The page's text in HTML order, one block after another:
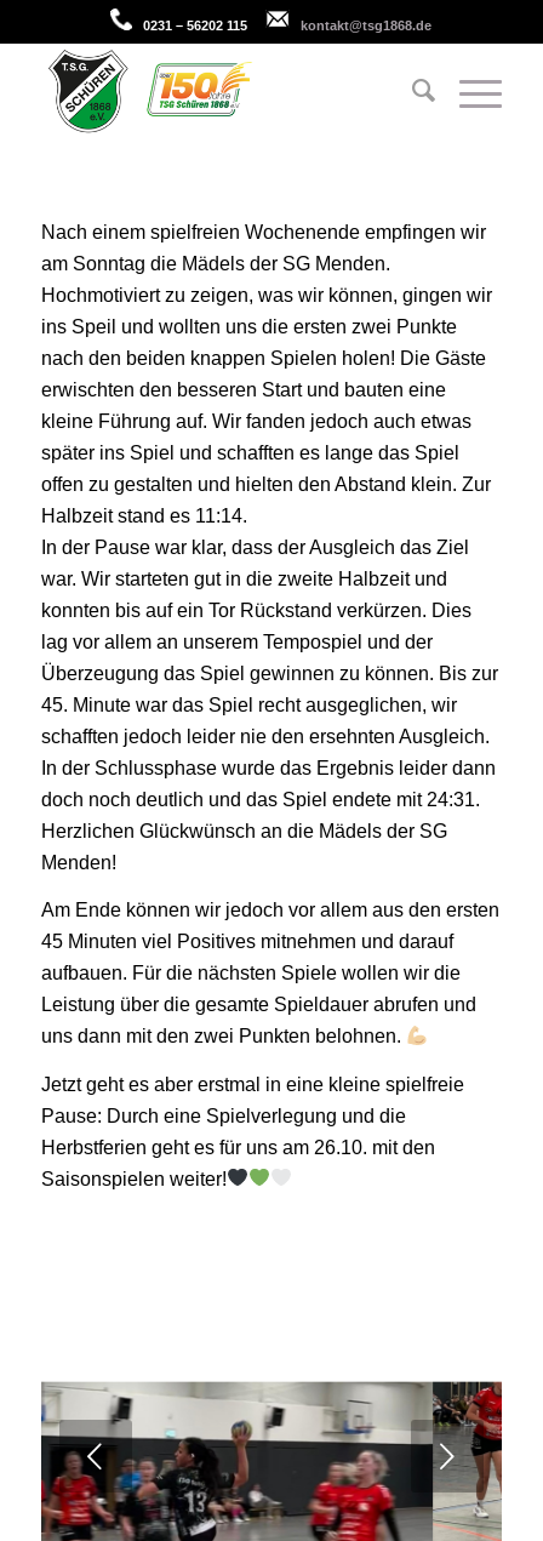
0231 – 56202 115 kontakt@tsg1868.de
Nach einem spielfreien Wochenende empfingen wir
am Sonntag die Mädels der SG Menden.
Hochmotiviert zu zeigen, was wir können, gingen wir
ins Speil und wollten uns die ersten zwei Punkte
nach den beiden knappen Spielen holen! Die Gäste
erwischten den besseren Start und bauten eine
kleine Führung auf. Wir fanden jedoch auch etwas
später ins Spiel und schafften es lange das Spiel
offen zu gestalten und hielten den Abstand klein. Zur
Halbzeit stand es 11:14.
In der Pause war klar, dass der Ausgleich das Ziel
war. Wir starteten gut in die zweite Halbzeit und
konnten bis auf ein Tor Rückstand verkürzen. Dies
lag vor allem an unserem Tempospiel und der
Überzeugung das Spiel gewinnen zu können. Bis zur
45. Minute war das Spiel recht ausgeglichen, wir
schafften jedoch leider nie den ersehnten Ausgleich.
In der Schlussphase wurde das Ergebnis leider dann
doch noch deutlich und das Spiel endete mit 24:31.
Herzlichen Glückwünsch an die Mädels der SG
Menden!
Am Ende können wir jedoch vor allem aus den ersten
45 Minuten viel Positives mitnehmen und darauf
aufbauen. Für die nächsten Spiele wollen wir die
Leistung über die gesamte Spieldauer abrufen und
uns dann mit den zwei Punkten belohnen.
Jetzt geht es aber erstmal in eine kleine spielfreie
Pause: Durch eine Spielverlegung und die
Herbstferien geht es für uns am 26.10. mit den
Saisonspielen weiter!
Weiter